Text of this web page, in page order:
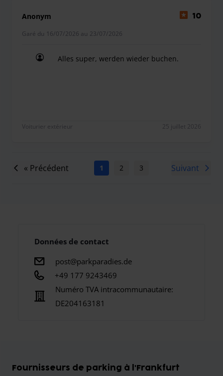
Anonym 10
Garé du 16/07/2026 au 23/07/2026
Alles super, werden wieder buchen.
Voiturier extérieur 25 juillet 2026
« Précédent 1 2 3 5
Suivant
Données de contact
post@parkparadies.de
+49 177 9243469
Numéro TVA intracommunautaire:
DE204163181
Fournisseurs de parking à l'Frankfurt